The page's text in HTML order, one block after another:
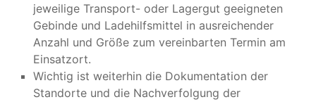
jeweilige Transport- oder Lagergut geeigneten
Gebinde und Ladehilfsmittel in ausreichender
Anzahl und Größe zum vereinbarten Termin am
Einsatzort.
Wichtig ist weiterhin die Dokumentation der
Standorte und die Nachverfolgung der